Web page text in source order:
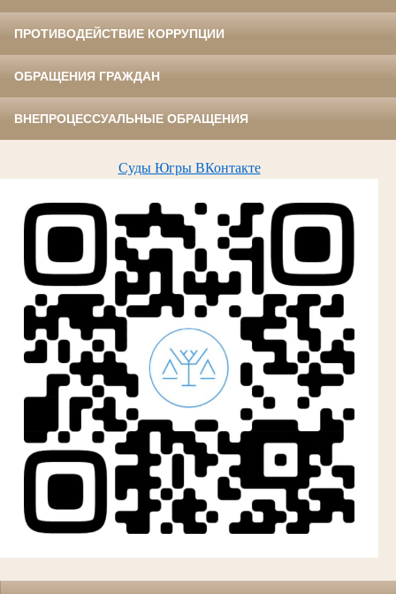
ПРОТИВОДЕЙСТВИЕ КОРРУПЦИИ
ОБРАЩЕНИЯ ГРАЖДАН
ВНЕПРОЦЕССУАЛЬНЫЕ ОБРАЩЕНИЯ
Суды Югры ВКонтакте